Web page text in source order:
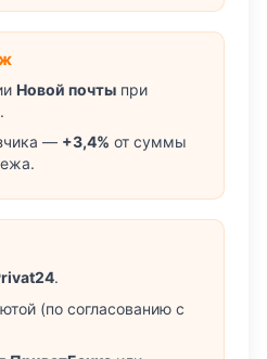
Новой почты при
— +3,4% от суммы
.
(по согласованию с